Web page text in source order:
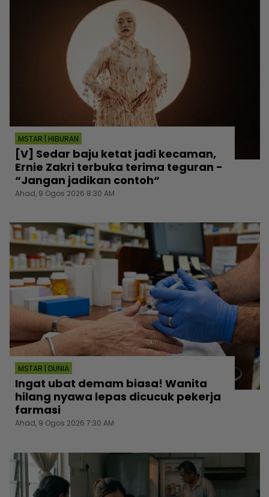
MSTAR | HIBURAN
[V] Sedar baju ketat jadi kecaman,
Ernie Zakri terbuka terima teguran -
“Jangan jadikan contoh“
Ahad, 9 Ogos 2026 8:30 AM
MSTAR | DUNIA
Ingat ubat demam biasa! Wanita
hilang nyawa lepas dicucuk pekerja
farmasi
Ahad, 9 Ogos 2026 7:30 AM